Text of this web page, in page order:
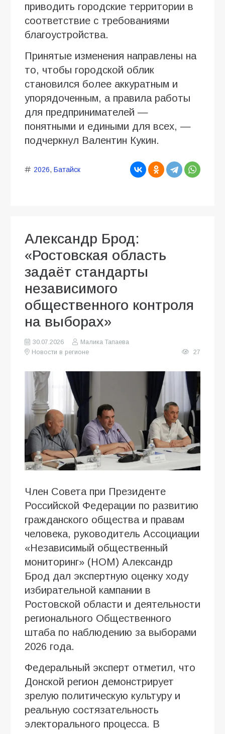
приводить городские территории в
соответствие с требованиями
благоустройства.
Принятые изменения направлены на
то, чтобы городской облик
становился более аккуратным и
упорядоченным, а правила работы
для предпринимателей —
понятными и едиными для всех, —
подчеркнул Валентин Кукин.
2026, Батайск
Александр Брод:
«Ростовская область
задаёт стандарты
независимого
общественного контроля
на выборах»
30.07.2026
Малика Тапаева
Новости в регионе
27
Член Совета при Президенте
Российской Федерации по развитию
гражданского общества и правам
человека, руководитель Ассоциации
«Независимый общественный
мониторинг» (НОМ) Александр
Брод дал экспертную оценку ходу
избирательной кампании в
Ростовской области и деятельности
регионального Общественного
штаба по наблюдению за выборами
2026 года.
Федеральный эксперт отметил, что
Донской регион демонстрирует
зрелую политическую культуру и
реальную состязательность
электорального процесса. В